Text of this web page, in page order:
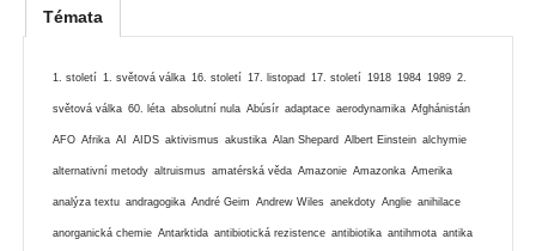
Témata
1. století 1. světová válka 16. století 17. listopad 17. století 1918 1984 1989 2.
světová válka 60. léta absolutní nula Abúsír adaptace aerodynamika Afghánistán
AFO Afrika AI AIDS aktivismus akustika Alan Shepard Albert Einstein alchymie
alternativní metody altruismus amatérská věda Amazonie Amazonka Amerika
analýza textu andragogika André Geim Andrew Wiles anekdoty Anglie anihilace
anorganická chemie Antarktida antibiotická rezistence antibiotika antihmota antika